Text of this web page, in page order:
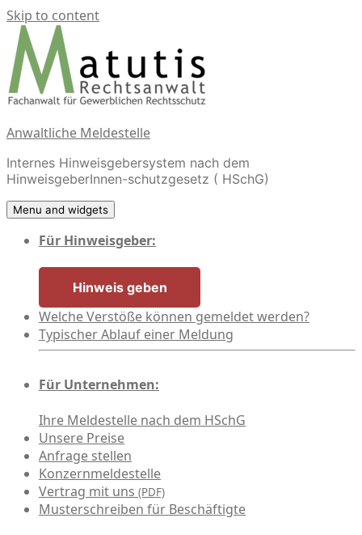
Skip to content
Anwaltliche Meldestelle
Internes Hinweisgebersystem nach dem
HinweisgeberInnen-schutzgesetz ( HSchG)
Menu and widgets
Für Hinweisgeber:
Hinweis geben
Welche Verstöße können gemeldet werden?
Typischer Ablauf einer Meldung
Für Unternehmen:
Ihre Meldestelle nach dem HSchG
Unsere Preise
Anfrage stellen
Konzernmeldestelle
Vertrag mit uns (PDF)
Musterschreiben für Beschäftigte